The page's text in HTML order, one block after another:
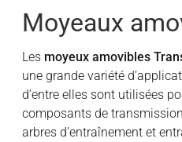
Moyeaux
Les moyeux amovibles
une grande variété
d’entre elles sont utilisées
composants de
arbres d’entraînement et